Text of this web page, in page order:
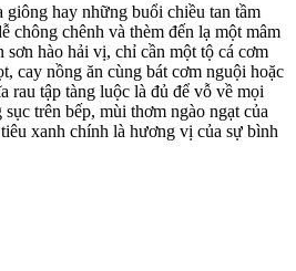
hay những buổi chiều tan tầm
chông chênh và thèm đến lạ một mâm
sơn hào hải vị, chỉ cần một tộ cá cơm
cay nồng ăn cùng bát cơm nguội hoặc
rau tập tàng luộc là đủ để vỗ về mọi
trên bếp, mùi thơm ngào ngạt của
xanh chính là hương vị của sự bình